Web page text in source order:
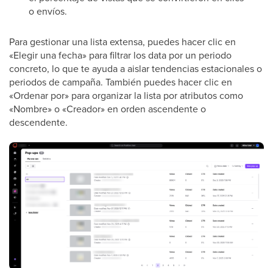
o envíos.
Para gestionar una lista extensa, puedes hacer clic en
«Elegir una fecha» para filtrar los data por un periodo
concreto, lo que te ayuda a aislar tendencias estacionales o
periodos de campaña. También puedes hacer clic en
«Ordenar por» para organizar la lista por atributos como
«Nombre» o «Creador» en orden ascendente o
descendente.